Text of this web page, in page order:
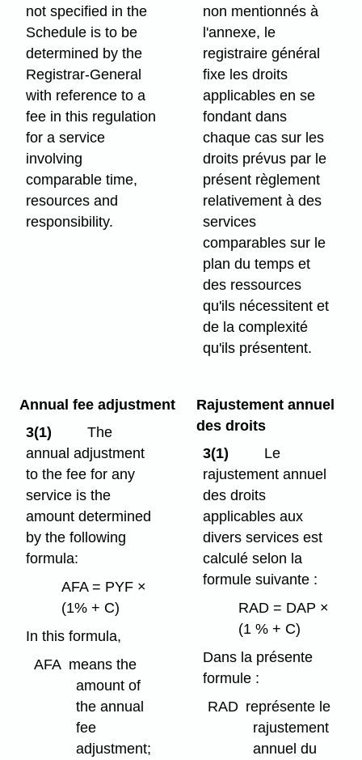
not specified in the
Schedule is to be
determined by the
Registrar-General
with reference to a
fee in this regulation
for a service
involving
comparable time,
resources and
responsibility.
non mentionnés à
l'annexe, le
registraire général
fixe les droits
applicables en se
fondant dans
chaque cas sur les
droits prévus par le
présent règlement
relativement à des
services
comparables sur le
plan du temps et
des ressources
qu'ils nécessitent et
de la complexité
qu'ils présentent.
Annual fee adjustment
3(1)
The
annual adjustment
to the fee for any
service is the
amount determined
by the following
formula:
AFA = PYF ×
(1% + C)
In this formula,
AFA means the
amount of
the annual
fee
adjustment;
Rajustement annuel
des droits
3(1)
Le
rajustement annuel
des droits
applicables aux
divers services est
calculé selon la
formule suivante :
RAD = DAP ×
(1 % + C)
Dans la présente
formule :
RAD représente le
rajustement
annuel du